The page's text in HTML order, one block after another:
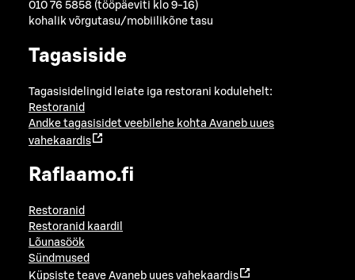
010 76 5858 (tööpäeviti klo 9-16)
kohalik võrgutasu/mobiilikõne tasu
Tagasiside
Tagasisidelingid leiate iga restorani kodulehelt:
Restoranid
Andke tagasisidet veebilehe kohta Avaneb uues
vahekaardis
Raflaamo.fi
Restoranid
Restoranid kaardil
Lõunasöök
Sündmused
Küpsiste teave Avaneb uues vahekaardis